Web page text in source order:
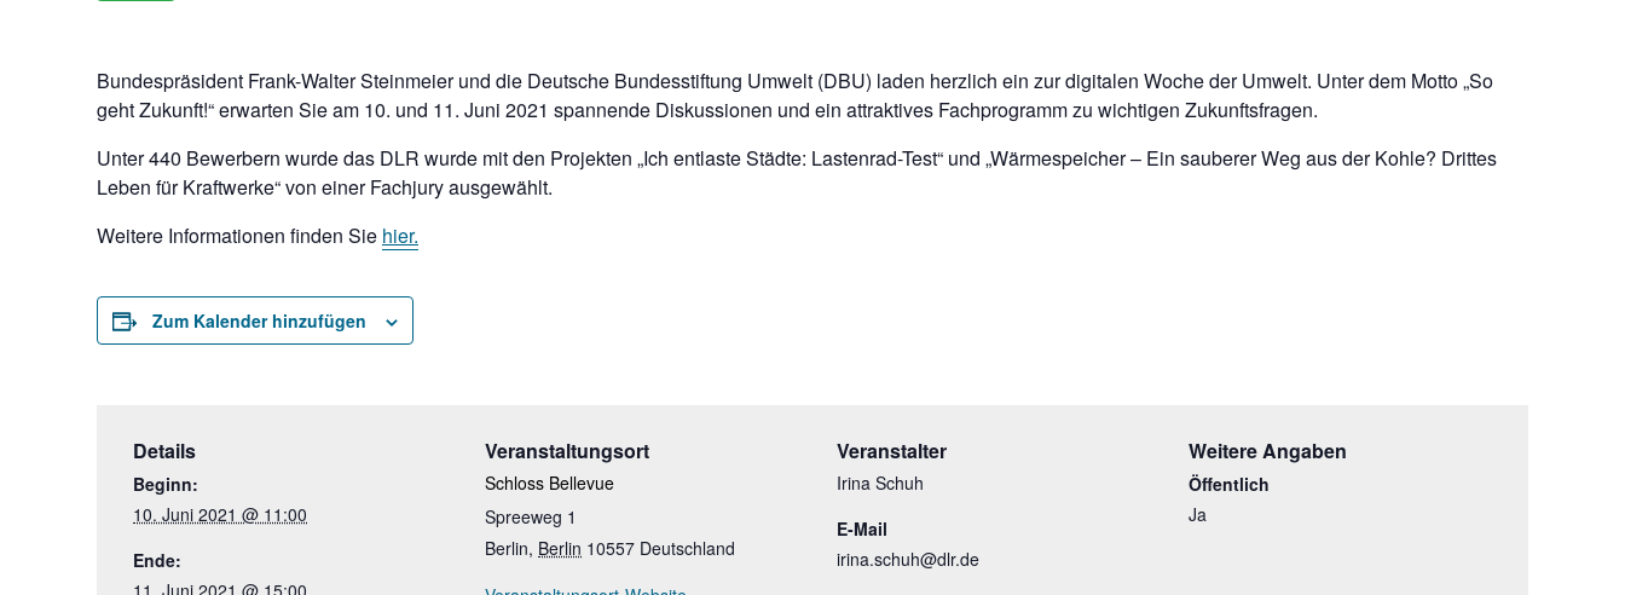
Bundespräsident Frank-Walter Steinmeier und die Deutsche Bundesstiftung Umwelt (DBU) laden herzlich ein zur digitalen Woche der Umwelt. Unter dem Motto „So
geht Zukunft!“ erwarten Sie am 10. und 11. Juni 2021 spannende Diskussionen und ein attraktives Fachprogramm zu wichtigen Zukunftsfragen.
Unter 440 Bewerbern wurde das DLR wurde mit den Projekten „Ich entlaste Städte: Lastenrad-Test“ und „Wärmespeicher – Ein sauberer Weg aus der Kohle? Drittes
Leben für Kraftwerke“ von einer Fachjury ausgewählt.
Weitere Informationen finden Sie hier.
Zum Kalender hinzufügen
Details
Beginn:
10. Juni 2021 @ 11:00
Ende:
11. Juni 2021 @ 15:00
Veranstaltungsort
Schloss Bellevue
Spreeweg 1
Berlin, Berlin 10557 Deutschland
Veranstalter
Irina Schuh
E-Mail
irina.schuh@dlr.de
Weitere Angaben
Öffentlich
Ja